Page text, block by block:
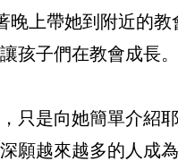
上帶她到附近的
孩子們在教會成長。
只是向她簡單介紹
願越來越多的人成